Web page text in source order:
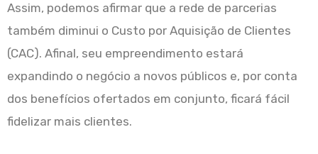
Assim, podemos afirmar que a rede de parcerias
também diminui o Custo por Aquisição de Clientes
(CAC). Afinal, seu empreendimento estará
expandindo o negócio a novos públicos e, por conta
dos benefícios ofertados em conjunto, ficará fácil
fidelizar mais clientes.